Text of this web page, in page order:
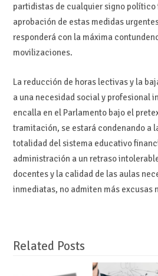
partidistas de cualquier signo político
aprobación de estas medidas
responderá con la máxima
movilizaciones.
La reducción de horas lectivas y la
a una necesidad social y profesional
encalla en el Parlamento bajo el
tramitación, se estará condenando a
totalidad del sistema educativo
administración a un retraso
docentes y la calidad de las aulas
inmediatas, no admiten más excusas
Related Posts